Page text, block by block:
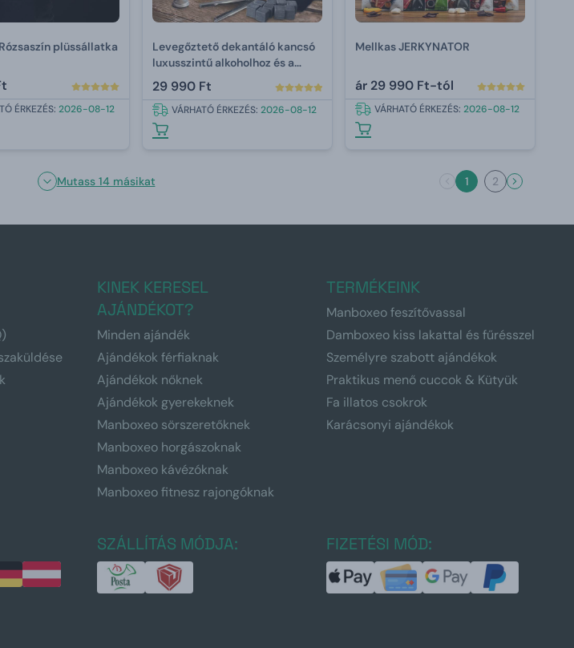
plüssállatka
ÉRKEZÉS: 2026-08-12
Levegőztető dekantáló kancsó
luxusszintű alkoholhoz és a
tartozékai 850 ml
29 990 Ft
VÁRHATÓ ÉRKEZÉS:2026-08-12
Mellkas JERKYNATOR
ár 29 990 Ft-tól
VÁRHATÓ ÉRKEZÉS:2026-08-12
Mutass 14 másikat 1 2
KINEK KERESEL
AJÁNDÉKOT?
Minden ajándék
Ajándékok férfiaknak
Ajándékok nőknek
Ajándékok gyerekeknek
Manboxeo sörszeretőknek
Manboxeo horgászoknak
Manboxeo kávézóknak
Manboxeo fitnesz rajongóknak
TERMÉKEINK
Manboxeo feszítővassal
Damboxeo kiss lakattal és fűrésszel
Személyre szabott ajándékok
Praktikus menő cuccok & Kütyük
Fa illatos csokrok
Karácsonyi ajándékok
SZÁLLÍTÁS MÓDJA: FIZETÉSI MÓD: